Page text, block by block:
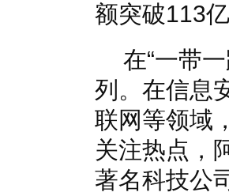
额突破113
在“一带
列。在信息
联网等领域
关注热点，
著名科技公